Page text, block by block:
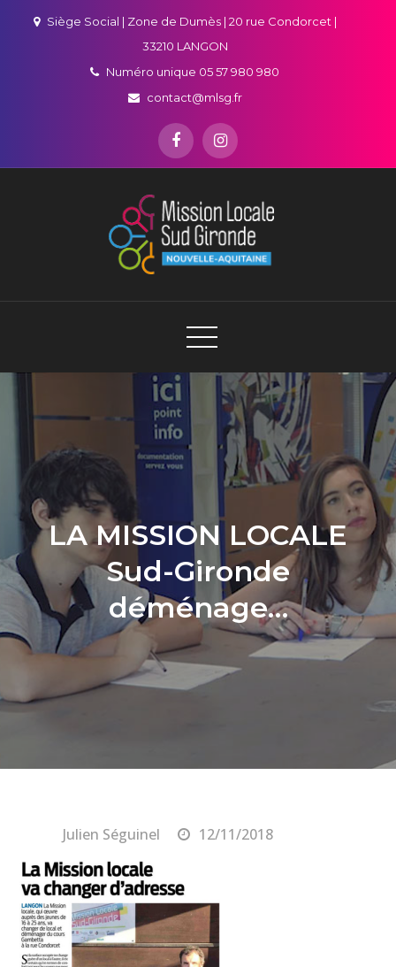
Siège Social | Zone de Dumès | 20 rue Condorcet |
33210 LANGON
Numéro unique 05 57 980 980
contact@mlsg.fr
LA MISSION LOCALE
Sud-Gironde
déménage…
Julien Séguinel 12/11/2018